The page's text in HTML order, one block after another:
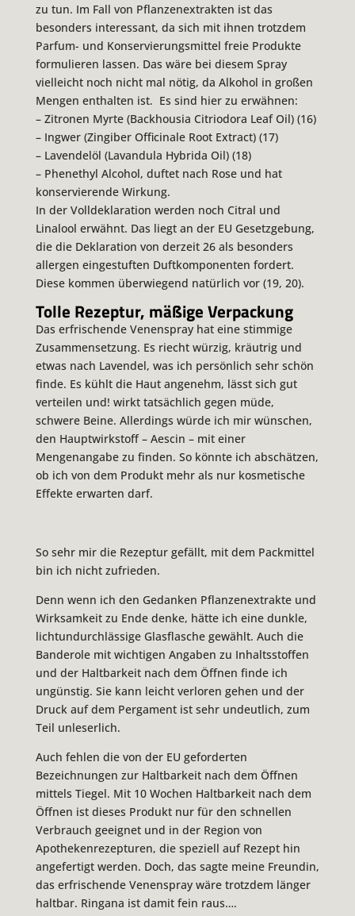
zu tun. Im Fall von Pflanzenextrakten ist das
besonders interessant, da sich mit ihnen trotzdem
Parfum- und Konservierungsmittel freie Produkte
formulieren lassen. Das wäre bei diesem Spray
vielleicht noch nicht mal nötig, da Alkohol in großen
Mengen enthalten ist. Es sind hier zu erwähnen:
– Zitronen Myrte (Backhousia Citriodora Leaf Oil) (16)
– Ingwer (Zingiber Officinale Root Extract) (17)
– Lavendelöl (Lavandula Hybrida Oil) (18)
– Phenethyl Alcohol, duftet nach Rose und hat
konservierende Wirkung.
In der Volldeklaration werden noch Citral und
Linalool erwähnt. Das liegt an der EU Gesetzgebung,
die die Deklaration von derzeit 26 als besonders
allergen eingestuften Duftkomponenten fordert.
Diese kommen überwiegend natürlich vor (19, 20).
Tolle Rezeptur, mäßige Verpackung
Das erfrischende Venenspray hat eine stimmige
Zusammensetzung. Es riecht würzig, kräutrig und
etwas nach Lavendel, was ich persönlich sehr schön
finde. Es kühlt die Haut angenehm, lässt sich gut
verteilen und! wirkt tatsächlich gegen müde,
schwere Beine. Allerdings würde ich mir wünschen,
den Hauptwirkstoff – Aescin – mit einer
Mengenangabe zu finden. So könnte ich abschätzen,
ob ich von dem Produkt mehr als nur kosmetische
Effekte erwarten darf.
So sehr mir die Rezeptur gefällt, mit dem Packmittel
bin ich nicht zufrieden.
Denn wenn ich den Gedanken Pflanzenextrakte und
Wirksamkeit zu Ende denke, hätte ich eine dunkle,
lichtundurchlässige Glasflasche gewählt. Auch die
Banderole mit wichtigen Angaben zu Inhaltsstoffen
und der Haltbarkeit nach dem Öffnen finde ich
ungünstig. Sie kann leicht verloren gehen und der
Druck auf dem Pergament ist sehr undeutlich, zum
Teil unleserlich.
Auch fehlen die von der EU geforderten
Bezeichnungen zur Haltbarkeit nach dem Öffnen
mittels Tiegel. Mit 10 Wochen Haltbarkeit nach dem
Öffnen ist dieses Produkt nur für den schnellen
Verbrauch geeignet und in der Region von
Apothekenrezepturen, die speziell auf Rezept hin
angefertigt werden. Doch, das sagte meine Freundin,
das erfrischende Venenspray wäre trotzdem länger
haltbar. Ringana ist damit fein raus….